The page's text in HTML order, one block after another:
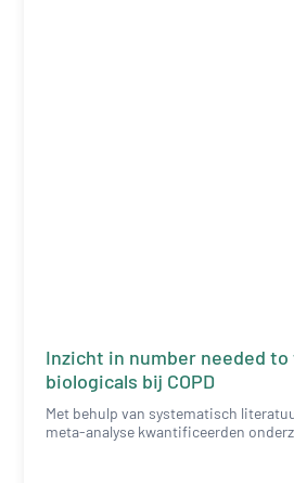
Inzicht in number needed
biologicals bij COPD
Met behulp van systematisch
meta-analyse kwantificeerden